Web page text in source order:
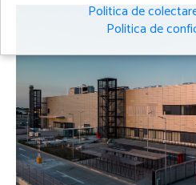
Politica de
Politica de